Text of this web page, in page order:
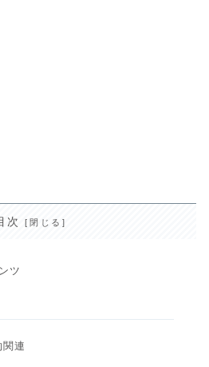
次
ツ
関連